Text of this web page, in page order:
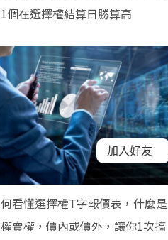
個在選擇權結算日勝算高
看懂選擇權T字報價表，什麼是
賣權，價內或價外，讓你1次搞
加入好友